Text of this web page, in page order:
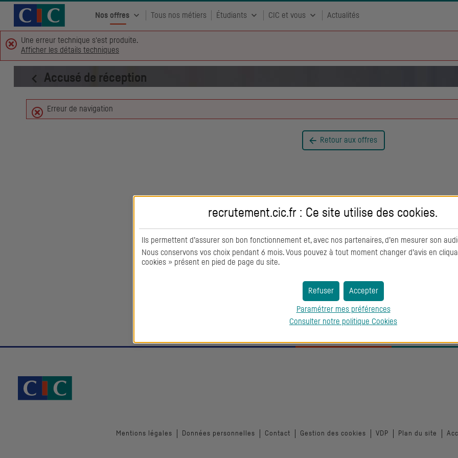
Accueil CIC Recrutement
Nos offres Tous nos métiers Étudiants CIC et vous Actualités
Une erreur technique s'est produite.
Afficher les détails techniques
Accusé de réception
Erreur de navigation
Retour aux offres
Mentions légales Données personnelles Contact Gestion des cookies VDP Plan du site
recrutement.cic.fr : Ce site utilise des cookies.
Ils permettent d’assurer son bon fonctionnement et, avec nos partenaires, d’en mesurer son
Nous conservons vos choix pendant 6 mois. Vous pouvez à tout moment changer d’avis en
cookies » présent en pied de page du site.
Accepter
Refuser
Paramétrer mes préférences
Consulter notre politique Cookies